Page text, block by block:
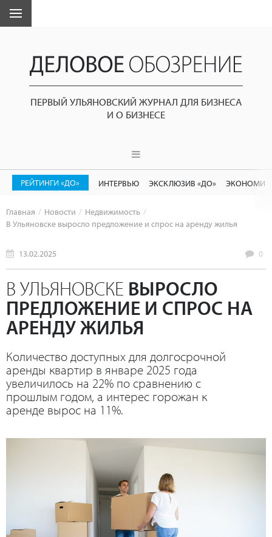
ПЕРВЫЙ УЛЬЯНОВСКИЙ ЖУРНАЛ ДЛЯ БИЗНЕСА
И О БИЗНЕСЕ
РЕЙТИНГИ «ДО» ИНТЕРВЬЮ ЭКСКЛЮЗИВ «ДО»
Главная Новости
Недвижимость
В Ульяновске выросло предложение и спрос на аренду жилья
13.02.2025 0
В УЛЬЯНОВСКЕ ВЫРОСЛО
ПРЕДЛОЖЕНИЕ И СПРОС НА
АРЕНДУ ЖИЛЬЯ
Количество доступных для долгосрочной
аренды квартир в январе 2025 года
увеличилось на 22% по сравнению с
прошлым годом, а интерес горожан к
аренде вырос на 11%.